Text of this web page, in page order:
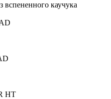
вспененного каучука
HT